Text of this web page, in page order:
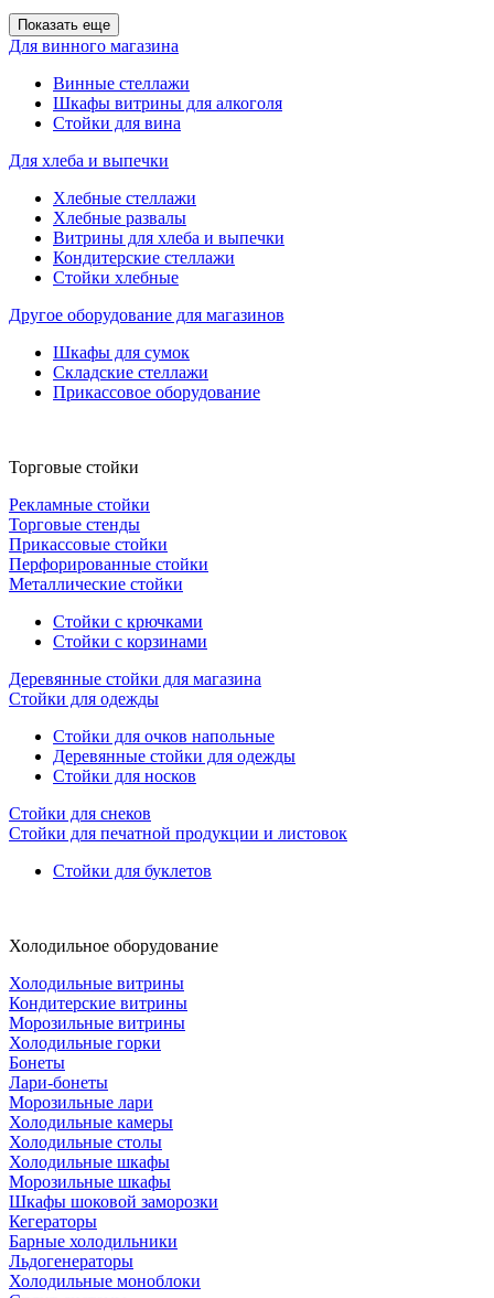
Показать еще
Для винного магазина
Винные стеллажи
Шкафы витрины для алкоголя
Стойки для вина
Для хлеба и выпечки
Хлебные стеллажи
Хлебные развалы
Витрины для хлеба и выпечки
Кондитерские стеллажи
Стойки хлебные
Другое оборудование для магазинов
Шкафы для сумок
Складские стеллажи
Прикассовое оборудование
Торговые стойки
Рекламные стойки
Торговые стенды
Прикассовые стойки
Перфорированные стойки
Металлические стойки
Стойки с крючками
Стойки с корзинами
Деревянные стойки для магазина
Стойки для одежды
Стойки для очков напольные
Деревянные стойки для одежды
Стойки для носков
Стойки для снеков
Стойки для печатной продукции и листовок
Стойки для буклетов
Холодильное оборудование
Холодильные витрины
Кондитерские витрины
Морозильные витрины
Холодильные горки
Бонеты
Лари-бонеты
Морозильные лари
Холодильные камеры
Холодильные столы
Холодильные шкафы
Морозильные шкафы
Шкафы шоковой заморозки
Кегераторы
Барные холодильники
Льдогенераторы
Холодильные моноблоки